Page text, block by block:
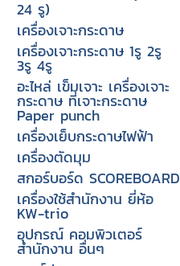
24 รู)
เครื่องเจาะกระดาษ
เครื่องเจาะกระดาษ 1รู 2รู
3รู 4รู
อะไหล่ เข็มเจาะ เครื่องเจาะ
กระดาษ ที่เจาะกระดาษ
Paper punch
เครื่องเย็บกระดาษไฟฟ้า
เครื่องตัดมุม
สกอร์บอร์ด SCOREBOARD
เครื่องใช้สำนักงาน ยี่ห้อ
KW-trio
อุปกรณ์ คอมพิวเตอร์
สำนักงาน อื่นๆ